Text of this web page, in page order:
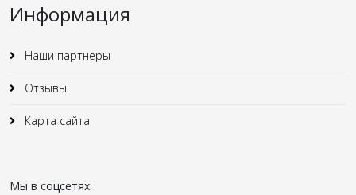
Информация
Наши партнеры
Отзывы
Карта сайта
Мы в соцсетях